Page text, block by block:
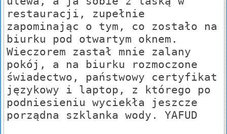
restauracji, zupełnie
zapominając o tym, co zostało na
biurku pod otwartym oknem.
Wieczorem zastał mnie zalany
pokój, a na biurku rozmoczone
świadectwo, państwowy certyfikat
językowy i laptop, z którego po
podniesieniu wyciekła jeszcze
porządna szklanka wody. YAFUD